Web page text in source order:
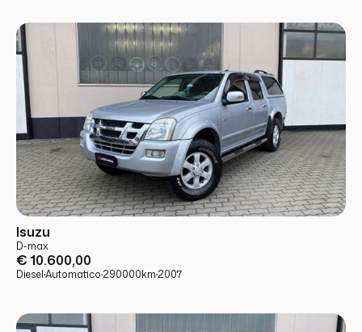
Isuzu
D-max
€ 10.600,00
Diesel·Automatico·290000km·2007